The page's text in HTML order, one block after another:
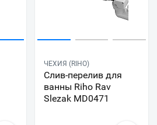
ЧЕХИЯ (RIHO)
Слив-перелив для
ванны Riho Rav
Slezak MD0471